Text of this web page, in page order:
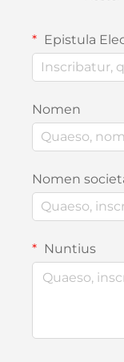
Epistula
Nomen
Nomen
Nuntius